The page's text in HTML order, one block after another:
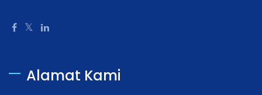
Alamat Kami